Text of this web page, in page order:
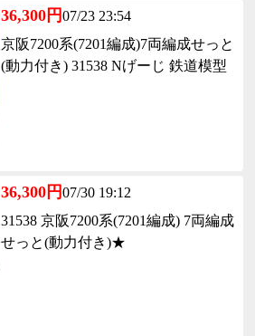
36,300円07/23 23:54
京阪7200系(7201編成)7両編成せっと
(動力付き) 31538 Nげーじ 鉄道模型
36,300円07/30 19:12
31538 京阪7200系(7201編成) 7両編成
せっと(動力付き)★